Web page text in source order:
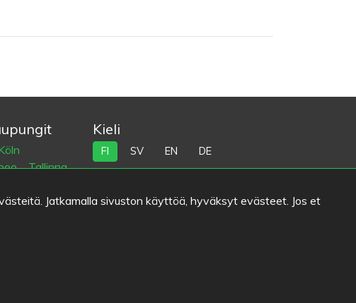
Jatkamalla sivuston käyttöä, hyväksyt evästeet. Jos et
Tallinna
Kieli
FI SV EN DE